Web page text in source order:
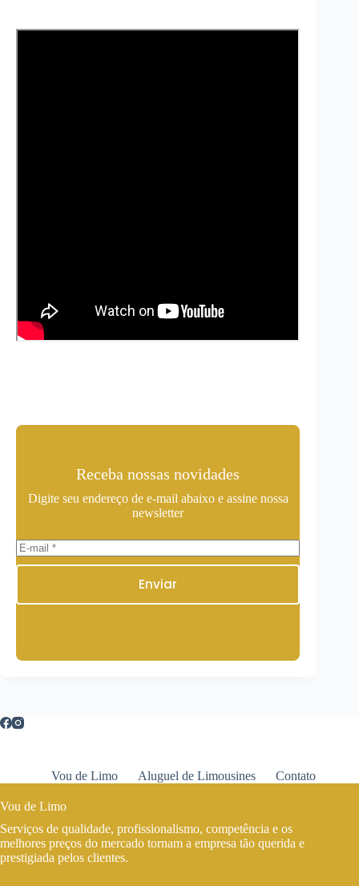
Receba nossas novidades
Digite seu endereço de e-mail abaixo e assine nossa
newsletter
Enviar
Vou de Limo Aluguel de Limousines Contato
Vou de Limo
Serviços de qualidade, profissionalismo, competência e os
melhores preços do mercado tornam a empresa tão querida e
prestigiada pelos clientes.